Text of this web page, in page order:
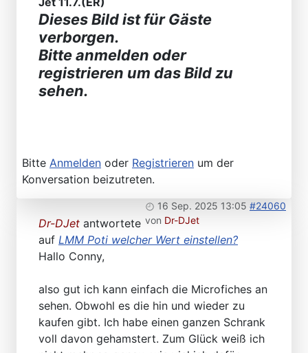
Dieses Bild ist für Gäste
verborgen.
Bitte anmelden oder
registrieren um das Bild zu
sehen.
Bitte Anmelden oder Registrieren um der
Konversation beizutreten.
16 Sep. 2025 13:05 #24060
von Dr-DJet
Dr-DJet antwortete
auf LMM Poti welcher Wert einstellen?
Hallo Conny,
also gut ich kann einfach die Microfiches an
sehen. Obwohl es die hin und wieder zu
kaufen gibt. Ich habe einen ganzen Schrank
voll davon gehamstert. Zum Glück weiß ich